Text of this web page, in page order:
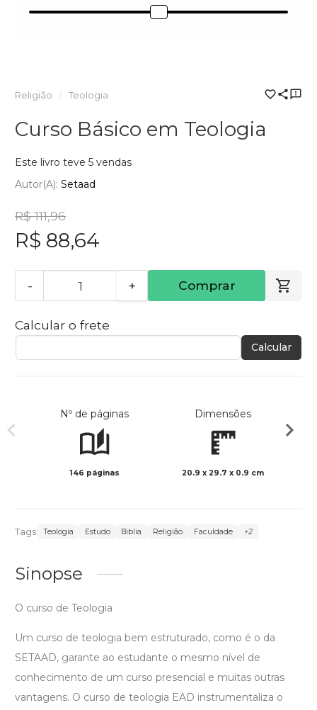
Religião Teologia
Curso Básico em Teologia
Este livro teve 5 vendas
Autor(a): Setaad
R$ 111,96
R$ 88,64
- + Comprar
Calcular o frete
Calcular
Nº de páginas
146 páginas
Dimensões
20.9 x 29.7 x 0.9 cm
Tags: Teologia Estudo Biblia Religião Faculdade +2
Sinopse
O curso de Teologia
Um curso de teologia bem estruturado, como é o da
SETAAD, garante ao estudante o mesmo nível de
conhecimento de um curso presencial e muitas outras
vantagens. O curso de teologia EAD instrumentaliza o